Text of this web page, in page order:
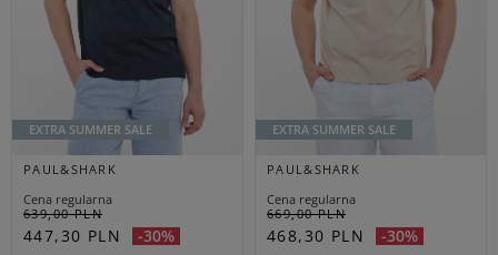
EXTRA SUMMER SALE
PAUL&SHARK
Cena regularna
639,00 PLN
447,30 PLN -30%
EXTRA SUMMER SALE
PAUL&SHARK
Cena regularna
669,00 PLN
468,30 PLN -30%